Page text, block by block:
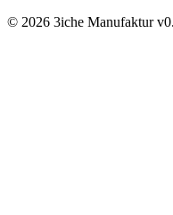
© 2026 3iche Manufaktur